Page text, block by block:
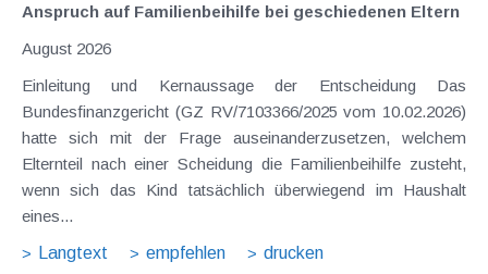
Anspruch auf Familienbeihilfe bei geschiedenen Eltern
August 2026
Einleitung und Kernaussage der Entscheidung Das
Bundesfinanzgericht (GZ RV/7103366/2025 vom 10.02.2026)
hatte sich mit der Frage auseinanderzusetzen, welchem
Elternteil nach einer Scheidung die Familienbeihilfe zusteht,
wenn sich das Kind tatsächlich überwiegend im Haushalt
eines...
Langtext
empfehlen drucken